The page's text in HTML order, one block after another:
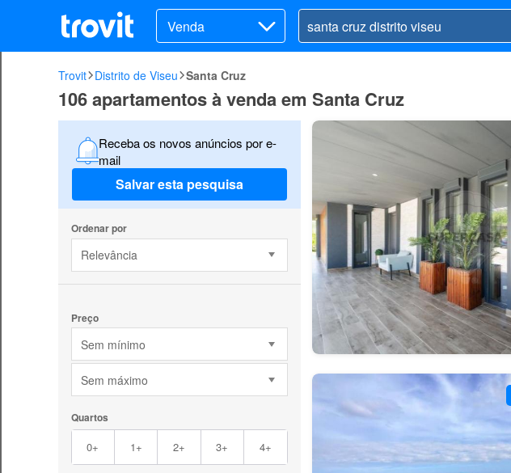
Venda
Trovit Distrito de Viseu Santa Cruz
106 apartamentos à venda em Santa Cruz
Receba os novos anúncios por e-
mail
Salvar esta pesquisa
Ordenar por
Relevância
Preço
Sem mínimo
Sem máximo
Quartos
0+ 1+ 2+ 3+ 4+